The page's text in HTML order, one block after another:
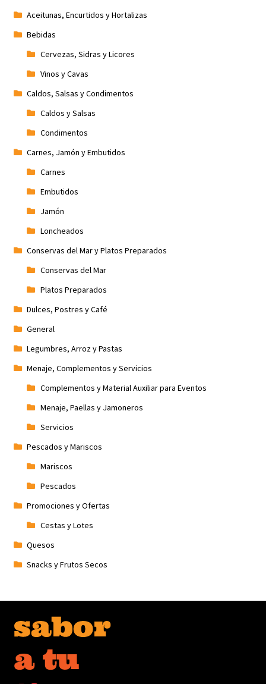
Aceitunas, Encurtidos y Hortalizas
Bebidas
Cervezas, Sidras y Licores
Vinos y Cavas
Caldos, Salsas y Condimentos
Caldos y Salsas
Condimentos
Carnes, Jamón y Embutidos
Carnes
Embutidos
Jamón
Loncheados
Conservas del Mar y Platos Preparados
Conservas del Mar
Platos Preparados
Dulces, Postres y Café
General
Legumbres, Arroz y Pastas
Menaje, Complementos y Servicios
Complementos y Material Auxiliar para Eventos
Menaje, Paellas y Jamoneros
Servicios
Pescados y Mariscos
Mariscos
Pescados
Promociones y Ofertas
Cestas y Lotes
Quesos
Snacks y Frutos Secos